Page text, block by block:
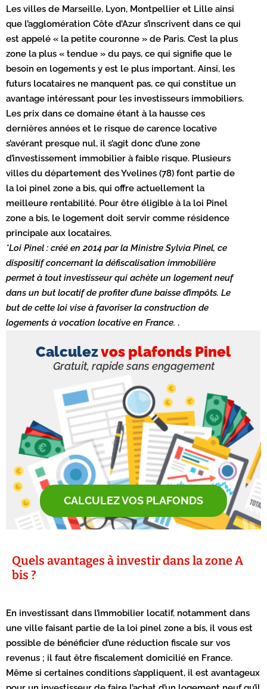
Les villes de Marseille, Lyon, Montpellier et Lille ainsi
que l’agglomération Côte d’Azur s’inscrivent dans ce qui
est appelé « la petite couronne » de Paris. C’est la plus
zone la plus « tendue » du pays, ce qui signifie que le
besoin en logements y est le plus important. Ainsi, les
futurs locataires ne manquent pas, ce qui constitue un
avantage intéressant pour les investisseurs immobiliers.
Les prix dans ce domaine étant à la hausse ces
dernières années et le risque de carence locative
s’avérant presque nul, il s’agit donc d’une zone
d’investissement immobilier à faible risque. Plusieurs
villes du département des Yvelines (78) font partie de
la loi pinel zone a bis, qui offre actuellement la
meilleure rentabilité. Pour être éligible à la loi Pinel
zone a bis, le logement doit servir comme résidence
principale aux locataires.
*Loi Pinel : créé en 2014 par la Ministre Sylvia Pinel, ce
dispositif concernant la défiscalisation immobilière
permet à tout investisseur qui achète un logement neuf
dans un but locatif de profiter d’une baisse d’impôts. Le
but de cette loi vise à favoriser la construction de
logements à vocation locative en France. .
Calculezvos plafonds Pinel
Gratuit, rapide sans engagement
CALCULEZ VOS PLAFONDS
Quels avantages à investir dans la zone A
bis ?
En investissant dans l’immobilier locatif, notamment dans
une ville faisant partie de la loi pinel zone a bis, il vous est
possible de bénéficier d’une réduction fiscale sur vos
revenus ; il faut être fiscalement domicilié en France.
Même si certaines conditions s’appliquent, il est avantageux